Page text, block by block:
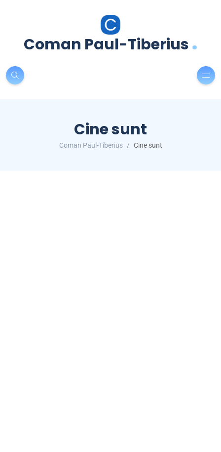
Coman Paul-Tiberius.
Cine sunt
Coman Paul-Tiberius Cine sunt